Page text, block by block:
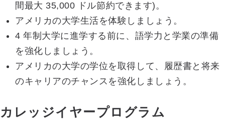
間最大 35,000 ドル節約できます)。
アメリカの大学生活を体験しましょう。
4 年制大学に進学する前に、語学力と学業の準備
を強化しましょう。
アメリカの大学の学位を取得して、履歴書と将来
のキャリアのチャンスを強化しましょう。
カレッジイヤープログラム